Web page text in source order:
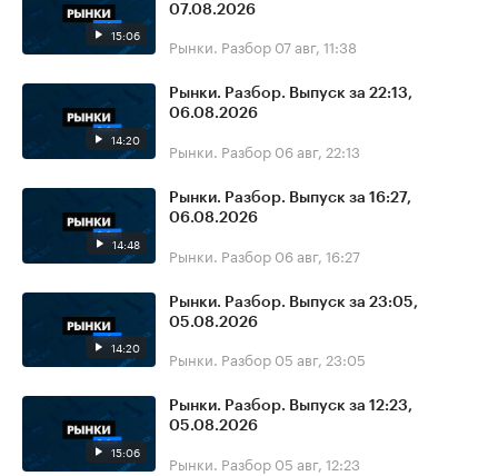
15:06
07.08.2026
Рынки. Разбор 07 авг, 11:38
14:20
Рынки. Разбор. Выпуск за 22:13,
06.08.2026
Рынки. Разбор 06 авг, 22:13
14:48
Рынки. Разбор. Выпуск за 16:27,
06.08.2026
Рынки. Разбор 06 авг, 16:27
14:20
Рынки. Разбор. Выпуск за 23:05,
05.08.2026
Рынки. Разбор 05 авг, 23:05
15:06
Рынки. Разбор. Выпуск за 12:23,
05.08.2026
Рынки. Разбор 05 авг, 12:23